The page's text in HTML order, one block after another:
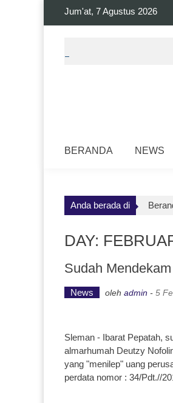
Jum'at, 7 Agustus 2026
BERANDA NEWS
Anda berada di
DAY:
Sudah
News oleh admin - 5
Sleman - Ibarat Pepatah,
almarhumah Deutzy
yang "menilep" uang
perdata nomor : 34/Pdt.//